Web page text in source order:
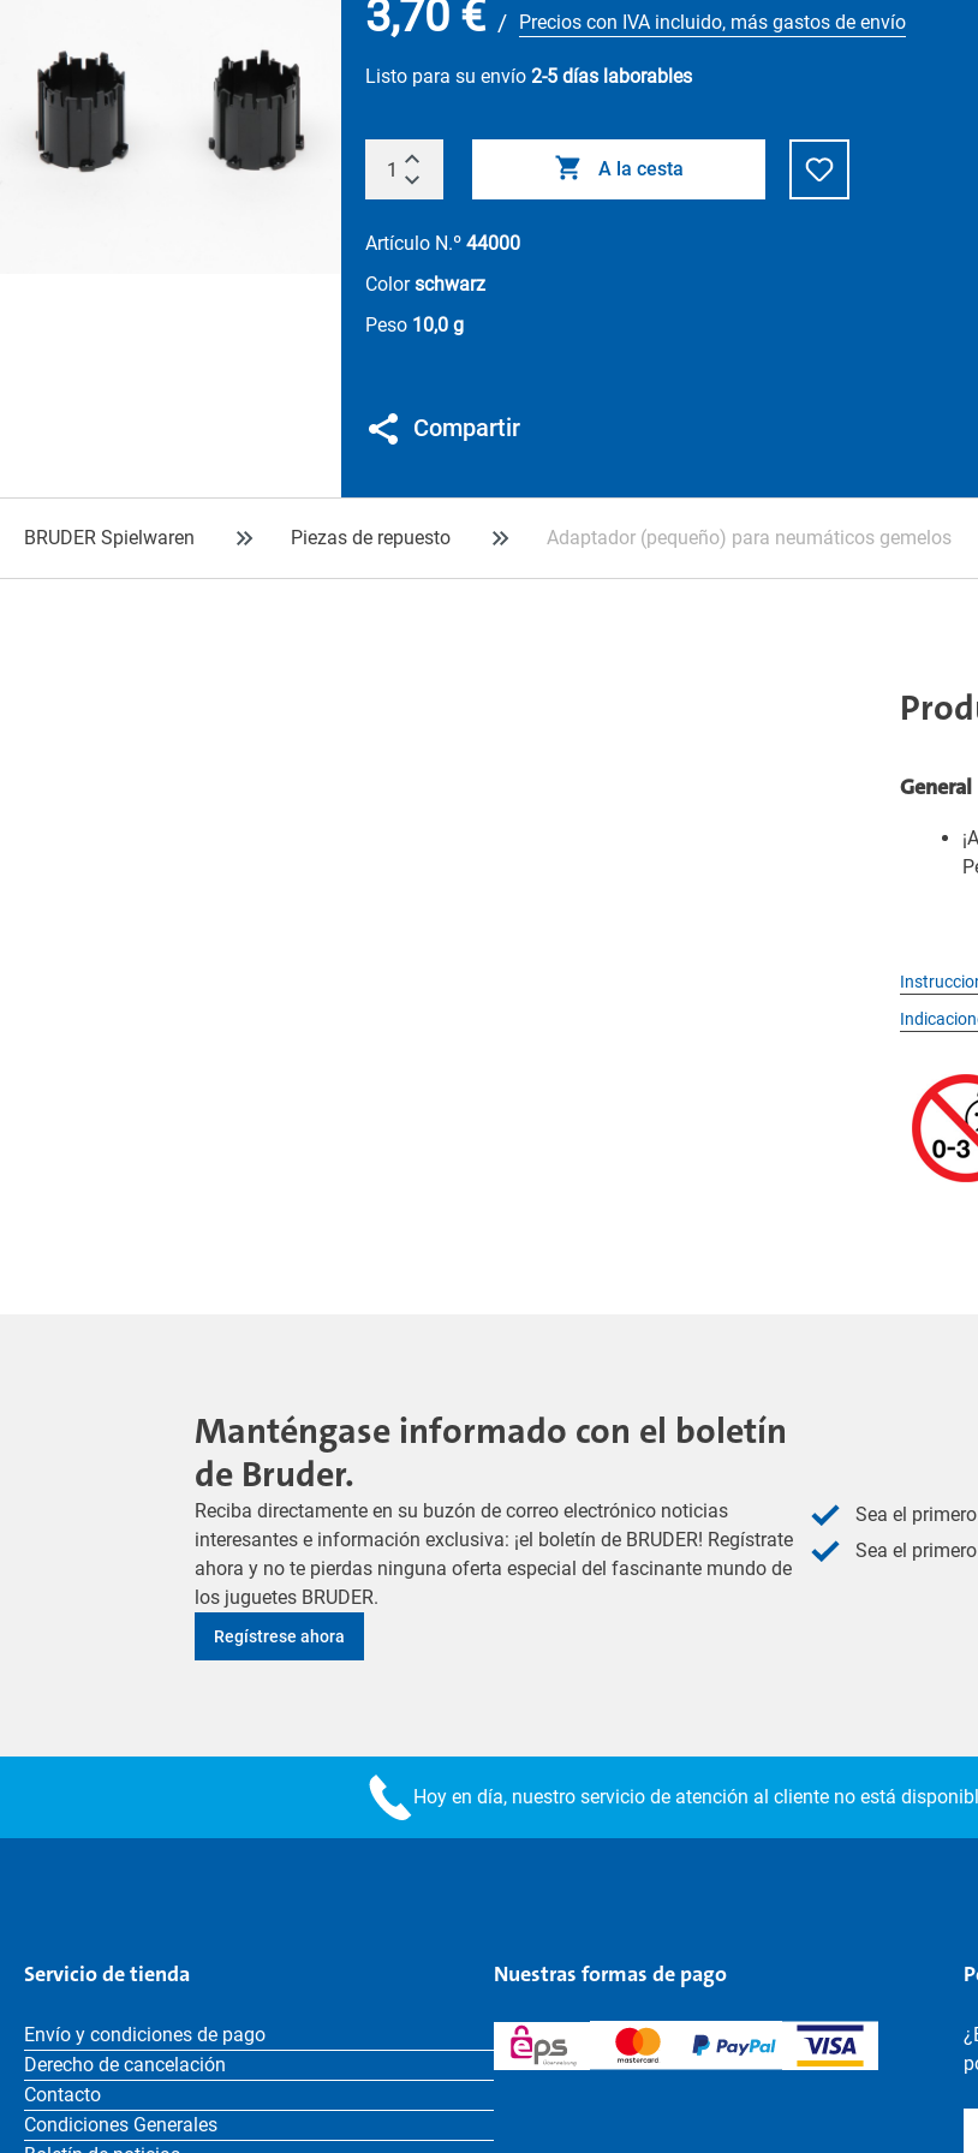
3,70 € / Precios con IVA incluido, más gastos de envío
Listo para su envío 2-5 días laborables
A la cesta
Artículo N.º 44000
Colorschwarz
Peso 10,0 g
Compartir
BRUDER Spielwaren Piezas de repuesto Adaptador (pequeño) para neumáticos gemelos
General
Manténgase informado con el boletín
de Bruder.
Reciba directamente en su buzón de correo electrónico noticias
interesantes e información exclusiva: ¡el boletín de BRUDER! Regístrate
ahora y no te pierdas ninguna oferta especial del fascinante mundo de
los juguetes BRUDER.
Regístrese ahora
Sea el
Sea el
Hoy en día, nuestro servicio de atención al cliente no está
Servicio de tienda
Envío y condiciones de pago
Derecho de cancelación
Contacto
Condiciones Generales
Nuestras formas de pago